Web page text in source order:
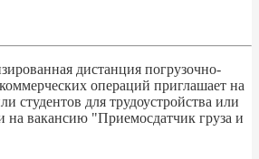
дистанция погрузочно-
операций приглашает на
студентов для трудоустройства или
на вакансию "Приемосдатчик груза и